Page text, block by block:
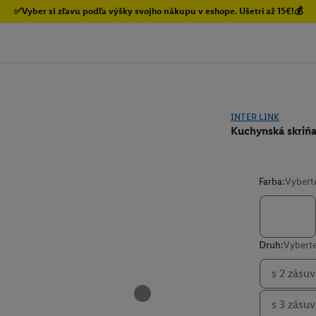
✅Vyber si zľavu podľa výšky svojho nákupu v eshope. Ušetri až 15€!💰
INTER LINK
Kuchynská
Farba:
Druh:
s 2
s 3